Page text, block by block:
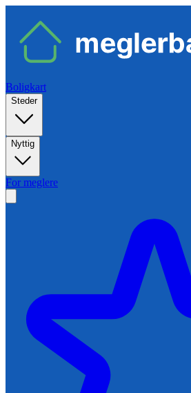
Boligkart
Steder
Nyttig
For meglere